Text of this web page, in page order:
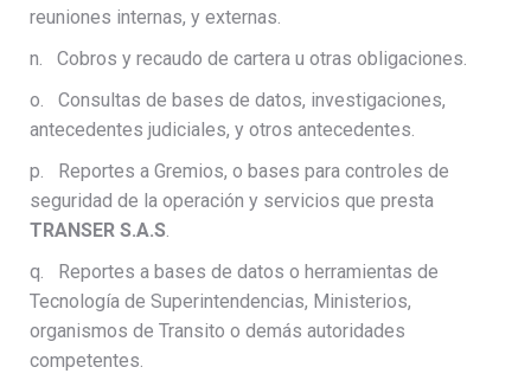
reuniones internas, y externas.
n. Cobros y recaudo de cartera u otras obligaciones.
o. Consultas de bases de datos, investigaciones,
antecedentes judiciales, y otros antecedentes.
p. Reportes a Gremios, o bases para controles de
seguridad de la operación y servicios que presta
TRANSER S.A.S.
q. Reportes a bases de datos o herramientas de
Tecnología de Superintendencias, Ministerios,
organismos de Transito o demás autoridades
competentes.